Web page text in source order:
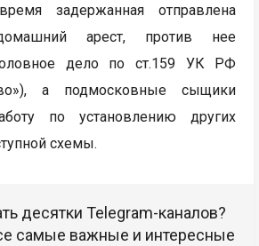
задержанная отправлена
арест, против нее
дело по ст.159 УК РФ
а подмосковные сыщики
по установлению других
схемы.
десятки Telegram-каналов?
самые важные и интересные